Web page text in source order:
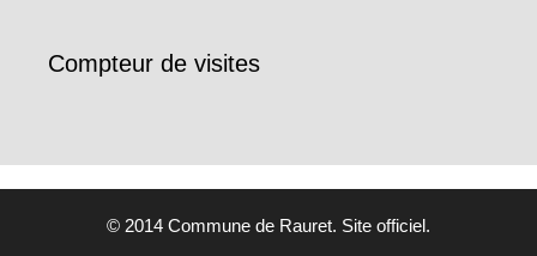
Compteur de visites
© 2014 Commune de Rauret. Site officiel.